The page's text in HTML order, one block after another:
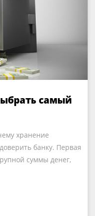
самый
хранение
банку. Первая
суммы денег,